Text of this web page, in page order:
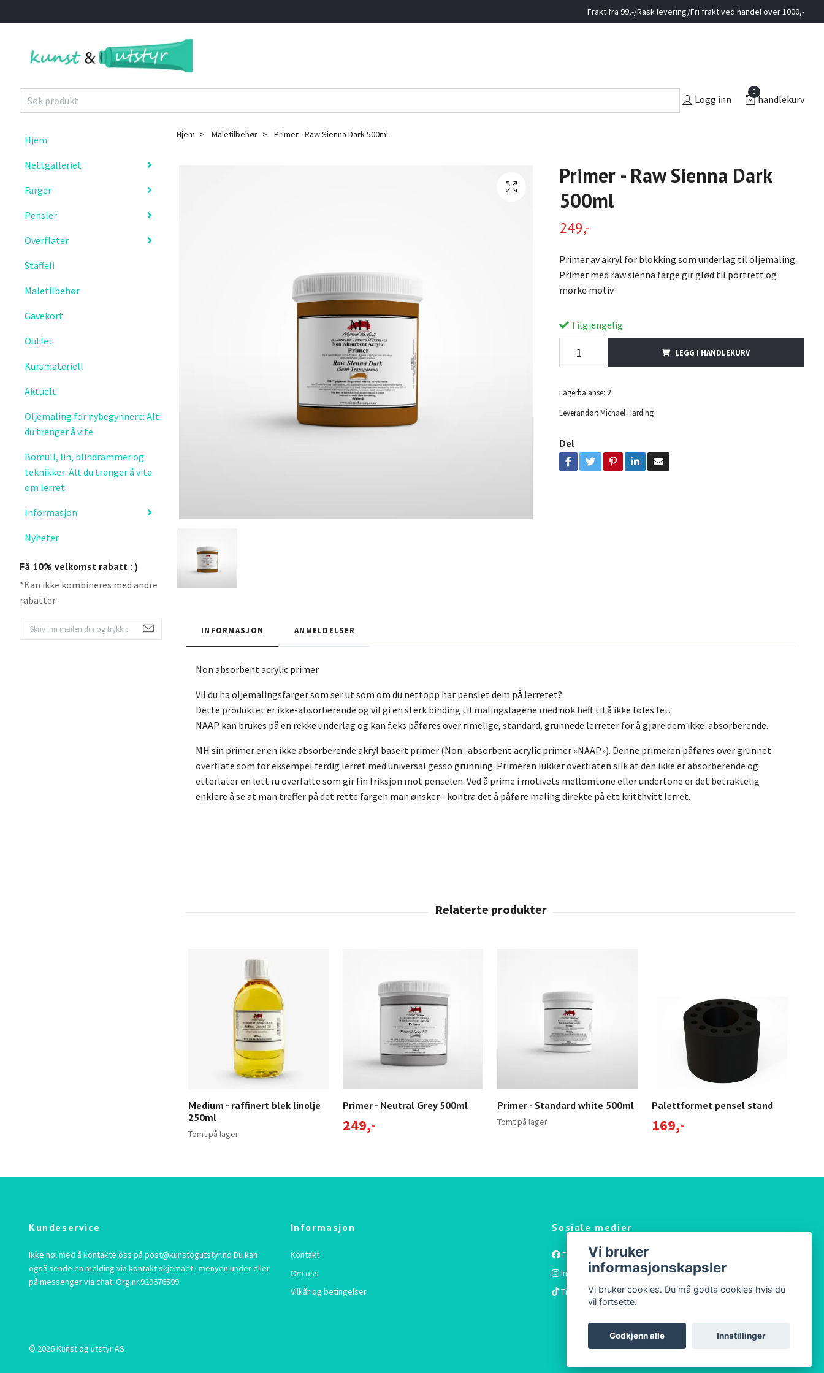
Frakt fra 99,-/Rask levering/Fri frakt ved handel over 1000,-
Logg inn
0
handlekurv
Hjem
Nettgalleriet
Farger
Pensler
Overflater
Staffeli
Maletilbehør
Gavekort
Outlet
Kursmateriell
Aktuelt
Oljemaling for nybegynnere: Alt
du trenger å vite
Bomull, lin, blindrammer og
teknikker: Alt du trenger å vite
om lerret
Informasjon
Nyheter
Få 10% velkomst rabatt : )
*Kan ikke kombineres med andre
rabatter
Hjem Maletilbehør Primer - Raw Sienna Dark 500ml
Primer - Raw Sienna Dark
500ml
249,-
Primer av akryl for blokking som underlag til oljemaling.
Primer med raw sienna farge gir glød til portrett og
mørke motiv.
Tilgjengelig
LEGG I HANDLEKURV
Lagerbalanse: 2
Leverandør: Michael Harding
Del
INFORMASJON ANMELDELSER
Non absorbent acrylic primer
Vil du ha oljemalingsfarger som ser ut som om du nettopp har penslet dem på lerretet?
Dette produktet er ikke-absorberende og vil gi en sterk binding til malingslagene med nok heft til å ikke føles fet.
NAAP kan brukes på en rekke underlag og kan f.eks påføres over rimelige, standard, grunnede lerreter for å gjøre dem ikke-absorberende.
MH sin primer er en ikke absorberende akryl basert primer (Non -absorbent acrylic primer «NAAP»). Denne primeren påføres over grunnet
overflate som for eksempel ferdig lerret med universal gesso grunning. Primeren lukker overflaten slik at den ikke er absorberende og
etterlater en lett ru overfalte som gir fin friksjon mot penselen. Ved å prime i motivets mellomtone eller undertone er det betraktelig
enklere å se at man treffer på det rette fargen man ønsker - kontra det å påføre maling direkte på ett kritthvitt lerret.
Medium - raffinert blek linolje
250ml
Tomt på lager
Primer - Neutral Grey 500ml
249,-
Primer - Standard white 500ml
Tomt på lager
Palettformet pensel stand
169,-
Kundeservice
Ikke nøl med å kontakte oss på post@kunstogutstyr.no Du kan
også sende en melding via kontakt skjemaet i menyen under eller
på messenger via chat. Org.nr.929676599
Informasjon
Kontakt
Om oss
Vilkår og betingelser
Sosiale medier
Facebook
Instagram
Tiktok
© 2026 Kunst og utstyr AS
Vi bruker
informasjonskapsler
Vi bruker cookies. Du må godta cookies hvis du
vil fortsette.
Godkjenn alle Innstillinger